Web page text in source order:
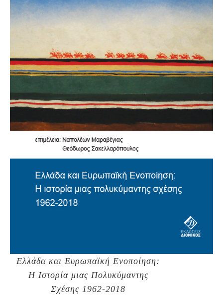
Ελλάδα και Ευρωπαϊκή Ενοποίηση:
Η Ιστορία μιας Πολυκύμαντης
Σχέσης 1962-2018